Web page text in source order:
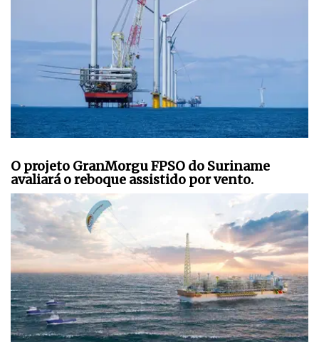
O projeto GranMorgu FPSO do Suriname
avaliará o reboque assistido por vento.